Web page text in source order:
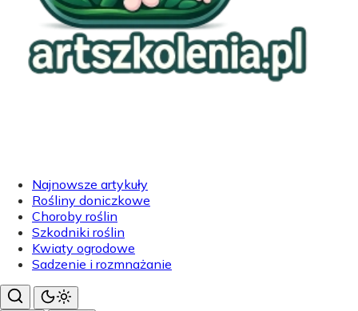
Najnowsze artykuły
Rośliny doniczkowe
Choroby roślin
Szkodniki roślin
Kwiaty ogrodowe
Sadzenie i rozmnażanie